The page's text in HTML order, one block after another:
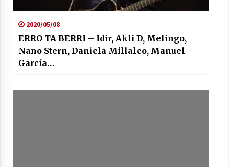
2020/05/08
ERRO TA BERRI – Idir, Akli D, Melingo,
Nano Stern, Daniela Millaleo, Manuel
García…